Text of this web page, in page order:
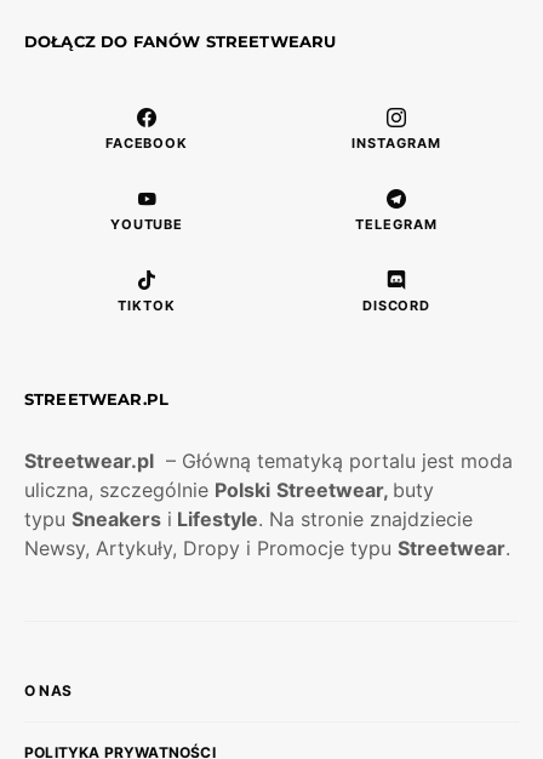
DOŁĄCZ DO FANÓW STREETWEARU
FACEBOOK INSTAGRAM
YOUTUBE TELEGRAM
TIKTOK DISCORD
STREETWEAR.PL
Streetwear.pl – Główną tematyką portalu jest moda
uliczna, szczególnie Polski Streetwear, buty
typu Sneakers i Lifestyle. Na stronie znajdziecie
Newsy, Artykuły, Dropy i Promocje typu Streetwear.
O NAS
POLITYKA PRYWATNOŚCI